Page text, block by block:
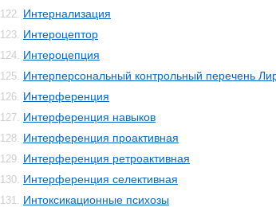
122. Интернализация
123. Интероцептор
124. Интероцепция
125. Интерперсональный контрольный перечень
126. Интерференция
127. Интерференция навыков
128. Интерференция проактивная
129. Интерференция ретроактивная
130. Интерференция селективная
131. Интоксикационные психозы